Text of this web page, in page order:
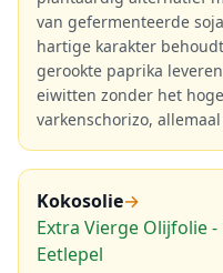
van gefermenteerde
hartige karakter
gerookte paprika
eiwitten zonder het
varkenschorizo,
Kokosolie→
Extra Vierge Olijfolie -
Eetlepel